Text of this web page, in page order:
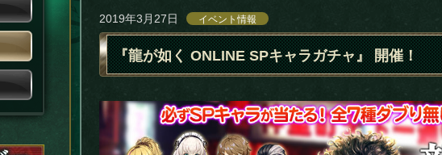
2019年3月27日 イベント情報
『龍が如く ONLINE SPキャラガチャ』 開催！